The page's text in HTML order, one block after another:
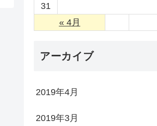
« 4月
31
アーカイブ
2019年4月
2019年3月